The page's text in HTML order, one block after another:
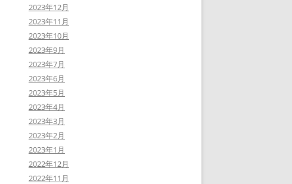
2023年12月
2023年11月
2023年10月
2023年9月
2023年7月
2023年6月
2023年5月
2023年4月
2023年3月
2023年2月
2023年1月
2022年12月
2022年11月